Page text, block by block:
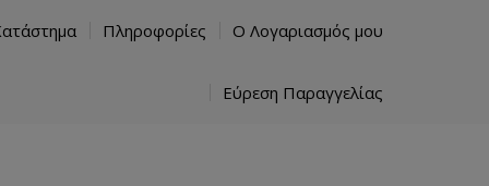
Πληροφορίες Ο Λογαριασμός μου
Εύρεση Παραγγελίας